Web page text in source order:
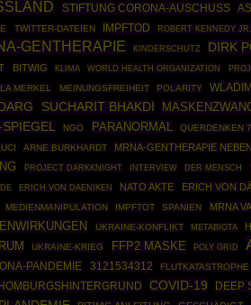
STIFTUNG CORONA-AUSCHUSS
TWITTER-DATEIEN IMPFTOD ROBERT KENNEDY JR.
GENTHERAPIE KINDERSCHUTZ DIRK
BITWIG KLIMA WORLD HEALTH ORGANIZATION
MERKEL MEINUNGSFREIHEIT POLARITY
SUCHARIT BHAKDI
NGO PARANORMAL QUERDENKEN
ARNE BURKHARDT MRNA-GENTHERAPIE
PROJECT DARKKNIGHT INTERVIEW DER MENSCH
ERICH VON DAENIKEN NATO AKTE ERICH VON
MEDIENMANIPULATION IMPFTOT SPANIEN MRNA
UKRAINE-KONFLIKT METABIOTA
UKRAINE-KRIEG FFP2 MASKE POLY GRID
PANDEMIE 3121534312 FLUTKATASTROPHE
HOMBURGSHINTERGRUND COVID-19 DEEP